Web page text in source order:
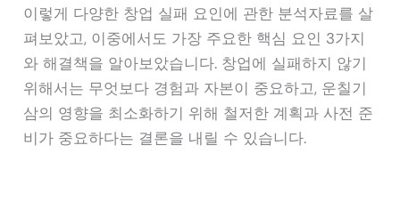
이렇게 다양한 창업 실패 요인에 관한 분석자료를 살
펴보았고, 이중에서도 가장 주요한 핵심 요인 3가지
와 해결책을 알아보았습니다. 창업에 실패하지 않기
위해서는 무엇보다 경험과 자본이 중요하고, 운칠기
삼의 영향을 최소화하기 위해 철저한 계획과 사전 준
비가 중요하다는 결론을 내릴 수 있습니다.